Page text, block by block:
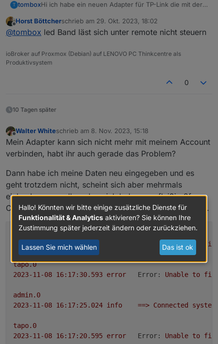
T tomboxHi ich habe ein neuen Adapter für TP-Link die mit der
Der Adapter loggt sich über die Cloud ein um alle
Geräte mit IP zu finden
manuell die IP gesetzt wird.
tapo.0.id.ip
Dann versucht er sich lokal mit username und
Password auf die Geräte zu verbinden und zu steuern.
tapo.0.id
Motion Detection funktioniert mit Stream User und
Minimum Node v14 muss installiert sein, sonst
Repo auswählen:
Loginablauf:
Die Tapo App Zugangsdaten eingeben
tapo.0.id.remote auf true setzen steuert den
jeweiligen Befehl
Steckdose und Kamerasteuerung aktivieren
Offline
Horst Böttcherschrieb am 29. Okt. 2023, 18:02
zuletzt editiert von
@tombox led Band läst sich unter remote nicht steuern
ioBroker auf Proxmox (Debian) auf LENOVO PC Thinkcentre als
Produktivsystem
0
10 Tagen später
Offline
Walter Whiteschrieb am 8. Nov. 2023, 15:18
zuletzt editiert von
Mein Adapter kann sich nicht mehr mit meinem Account
verbinden, habt ihr auch gerade das Problem?
Dann habe ich meine Daten neu eingegeben und es
geht trotzdem nicht, scheint sich aber mehrmals
einbuchen zu wollen, denn ich bekomme fleißig 2fa
Codes per E-Mail die ich natürlich auch sofort eintrage.
Unable
tapo.0
error Error: Unable to
admin.0
info ==> Connected
tapo.0
error Error: Unable to
Hallo! Könnten wir bitte einige zusätzliche Dienste für
Funktionalität & Analytics aktivieren? Sie können Ihre
Zustimmung später jederzeit ändern oder zurückziehen.
Lassen Sie mich wählen Das ist ok